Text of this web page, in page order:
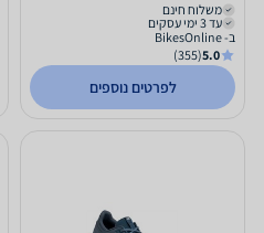
משלוח חינם
עד 3 ימי עסקים
ב- BikesOnline
5.0
(355)
לפרטים נוספים